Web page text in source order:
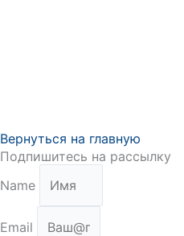
Вернуться на главную
Подпишитесь на рассылку
Name
Email